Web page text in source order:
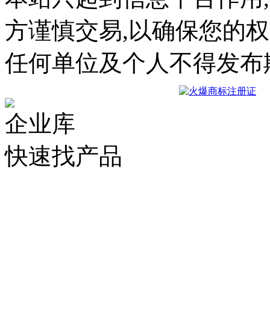
方谨慎交易,以确保您的
任何单位及个人不得发
企业库
快速找产品